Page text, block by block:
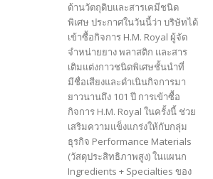
ด้านวัตถุดิบและสารเคมีชนิด
พิเศษ ประกาศในวันนี้ว่า บริษัทได้
เข้าซื้อกิจการ H.M. Royal ผู้จัด
จำหน่ายยาง พลาสติก และสาร
เติมแต่งกาวชนิดพิเศษชั้นนำที่
มีชื่อเสียงและดำเนินกิจการมา
ยาวนานถึง 101 ปี การเข้าซื้อ
กิจการ H.M. Royal ในครั้งนี้ ช่วย
เสริมความแข็งแกร่งให้กับกลุ่ม
ธุรกิจ Performance Materials
(วัสดุประสิทธิภาพสูง) ในแผนก
Ingredients + Specialties ของ